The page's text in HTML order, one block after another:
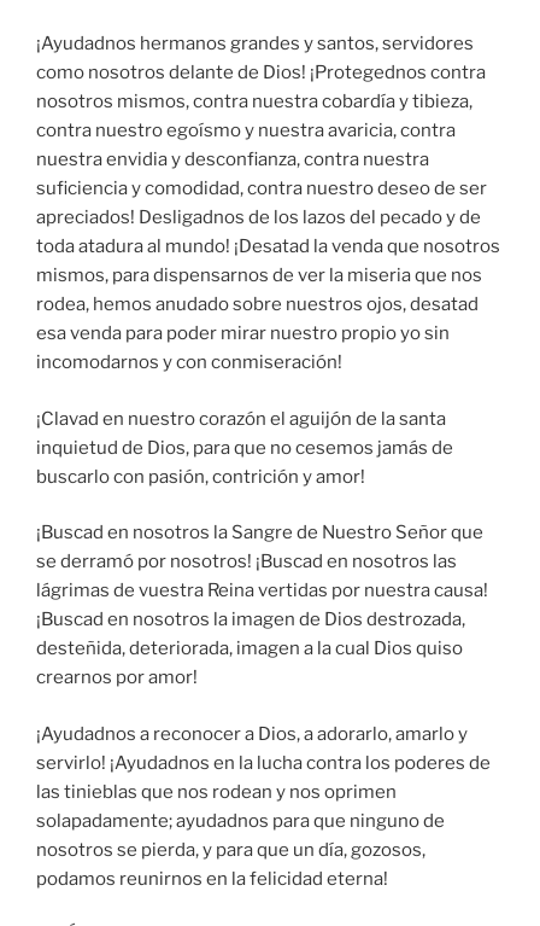
¡Ayudadnos hermanos grandes y santos, servidores
como nosotros delante de Dios! ¡Protegednos contra
nosotros mismos, contra nuestra cobardía y tibieza,
contra nuestro egoísmo y nuestra avaricia, contra
nuestra envidia y desconfianza, contra nuestra
suficiencia y comodidad, contra nuestro deseo de ser
apreciados! Desligadnos de los lazos del pecado y de
toda atadura al mundo! ¡Desatad la venda que nosotros
mismos, para dispensarnos de ver la miseria que nos
rodea, hemos anudado sobre nuestros ojos, desatad
esa venda para poder mirar nuestro propio yo sin
incomodarnos y con conmiseración!
¡Clavad en nuestro corazón el aguijón de la santa
inquietud de Dios, para que no cesemos jamás de
buscarlo con pasión, contrición y amor!
¡Buscad en nosotros la Sangre de Nuestro Señor que
se derramó por nosotros! ¡Buscad en nosotros las
lágrimas de vuestra Reina vertidas por nuestra causa!
¡Buscad en nosotros la imagen de Dios destrozada,
desteñida, deteriorada, imagen a la cual Dios quiso
crearnos por amor!
¡Ayudadnos a reconocer a Dios, a adorarlo, amarlo y
servirlo! ¡Ayudadnos en la lucha contra los poderes de
las tinieblas que nos rodean y nos oprimen
solapadamente; ayudadnos para que ninguno de
nosotros se pierda, y para que un día, gozosos,
podamos reunirnos en la felicidad eterna!